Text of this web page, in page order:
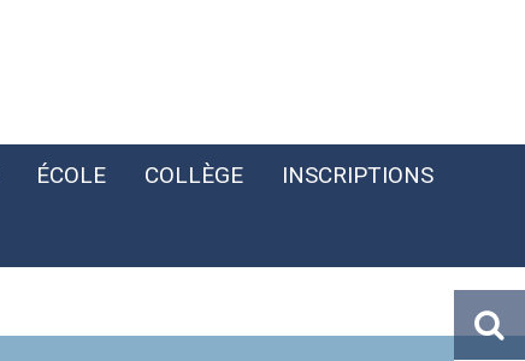
ÉCOLE COLLÈGE INSCRIPTIONS